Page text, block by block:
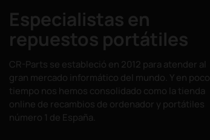
Especialistas en
repuestos portátiles
CR-Parts se estableció en 2012 para atender al
gran mercado informático del mundo. Y en poco
tiempo nos hemos consolidado como la tienda
online de recambios de ordenador y portátiles
número 1 de España.